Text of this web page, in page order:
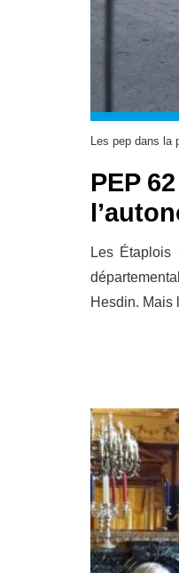
Les pep dans la
PEP
Les Étaplois
Hesdin. Mais